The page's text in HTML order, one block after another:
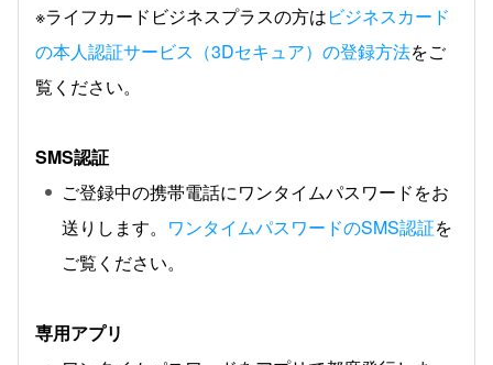
※ライフカードビジネスプラスの方はビジネスカード
の本人認証サービス（3Dセキュア）の登録方法をご
覧ください。
SMS認証
ご登録中の携帯電話にワンタイムパスワードをお
送りします。 ワンタイムパスワードのSMS認証を
ご覧ください。
専用アプリ